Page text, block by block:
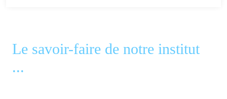
Le savoir-faire de notre institut
...